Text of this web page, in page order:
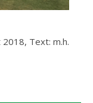
Text: m.h.